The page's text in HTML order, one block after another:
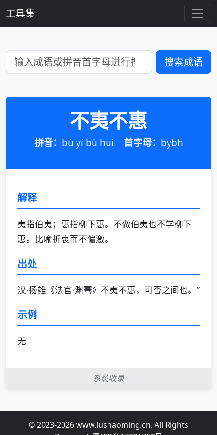
工具集
搜索成语
不夷不惠
拼音： bù yí bù huì 首字母： bybh
解释
夷指伯夷；惠指柳下惠。不做伯夷也不学柳下
惠。比喻折衷而不偏激。
出处
汉·扬雄《法官·渊骞》不夷不惠，可否之间也。”
示例
无
系统收录
© 2023-2026 www.lushaoming.cn. All Rights